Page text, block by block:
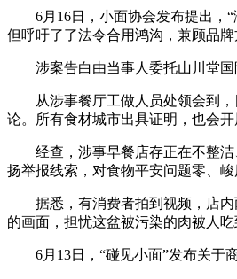
6月16日，小面协会发布提出，“
但呼吁了了法令合用鸿沟，兼顾品
涉案告白由当事人委托山川堂国际
从涉事餐厅工做人员处领会到，
论。所有食材城市出具证明，也会
经查，涉事早餐店存正在不整洁
扬举报线索，对食物平安问题零、
据悉，有消费者拍到视频，店内
的画面，担忧这盆被污染的肉被人
6月13日，“碰见小面”发布关于商